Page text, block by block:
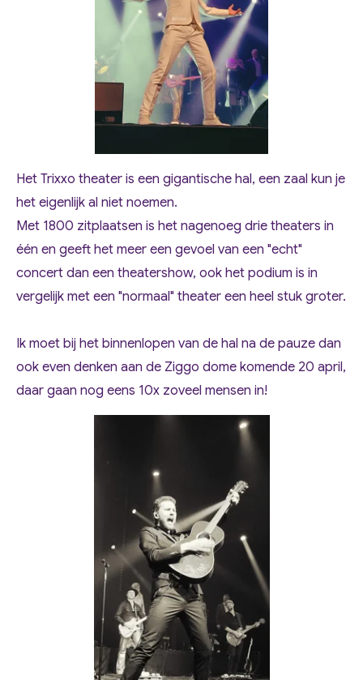
Het Trixxo theater is een gigantische hal, een zaal kun je
het eigenlijk al niet noemen.
Met 1800 zitplaatsen is het nagenoeg drie theaters in
één en geeft het meer een gevoel van een "echt"
concert dan een theatershow, ook het podium is in
vergelijk met een "normaal" theater een heel stuk groter.
Ik moet bij het binnenlopen van de hal na de pauze dan
ook even denken aan de Ziggo dome komende 20 april,
daar gaan nog eens 10x zoveel mensen in!